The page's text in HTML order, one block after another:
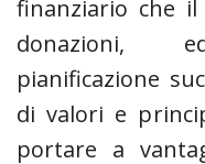
finanziario che il
donazioni,
pianificazione
di valori e
portare a